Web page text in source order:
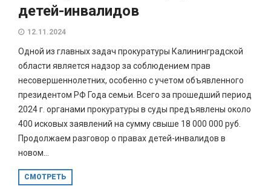
детей-инвалидов
12.11.2024
Одной из главных задач прокуратуры Калининградской
области является надзор за соблюдением прав
несовершеннолетних, особенно с учетом объявленного
президентом РФ Года семьи. Всего за прошедший период
2024 г. органами прокуратуры в суды предъявлены около
400 исковых заявлений на сумму свыше 18 000 000 руб.
Продолжаем разговор о правах детей-инвалидов в
новом...
СМОТРЕТЬ